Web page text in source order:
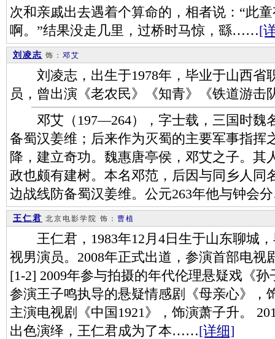
次和亲戚出去遇着个算命的，相者说：“此
啊。”结果没走几里，过桥时马惊，繇……[
刘凌志 饰： 邓艾
刘凌志，出生于1978年，毕业于山西省
员，曾出演《老农民》《知青》《铁道游
邓艾（197—264），字士载，三国时魏
备蜀汉姜维；后来作为灭蜀的主要军事指挥
降，建立奇功。魏惠唐亭侯，邓艾之子。其
政也颇有建树。本名邓范，后因与同乡人同
边战线防备蜀汉姜维。公元263年他与钟会
王仁君 北京电影学院 饰： 曹植
王仁君，1983年12月4日生于山东聊城，
视男演员。2008年正式出道，参演首部电视
[1-2] 2009年参与拍摄的年代伦理悬疑戏《
参演王子鸣执导的悬疑情感剧《母亲心》，
主演电视剧《中国1921》，饰演萧子升。
出色演绎，王仁君成为了本……[详细]